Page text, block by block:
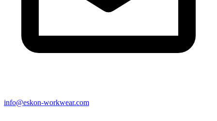
info@eskon-workwear.com